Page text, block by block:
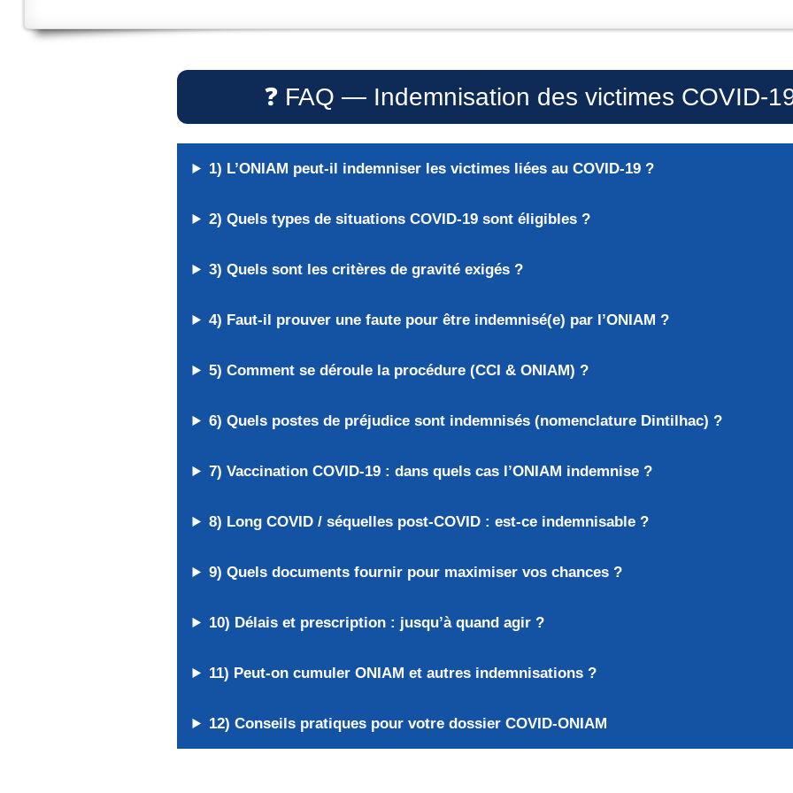
❓ FAQ — Indemnisation des victimes COVID-
1) L’ONIAM peut-il indemniser les victimes liées au COVID-19 ?
2) Quels types de situations COVID-19 sont éligibles ?
3) Quels sont les critères de gravité exigés ?
4) Faut-il prouver une faute pour être indemnisé(e) par l’ONIAM ?
5) Comment se déroule la procédure (CCI & ONIAM) ?
6) Quels postes de préjudice sont indemnisés (nomenclature Dintilhac) ?
7) Vaccination COVID-19 : dans quels cas l’ONIAM indemnise ?
8) Long COVID / séquelles post-COVID : est-ce indemnisable ?
9) Quels documents fournir pour maximiser vos chances ?
10) Délais et prescription : jusqu’à quand agir ?
11) Peut-on cumuler ONIAM et autres indemnisations ?
12) Conseils pratiques pour votre dossier COVID-ONIAM